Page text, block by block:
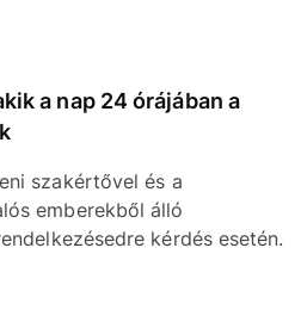
a nap 24 órájában a
szakértővel és a
emberekből álló
kérdés esetén.